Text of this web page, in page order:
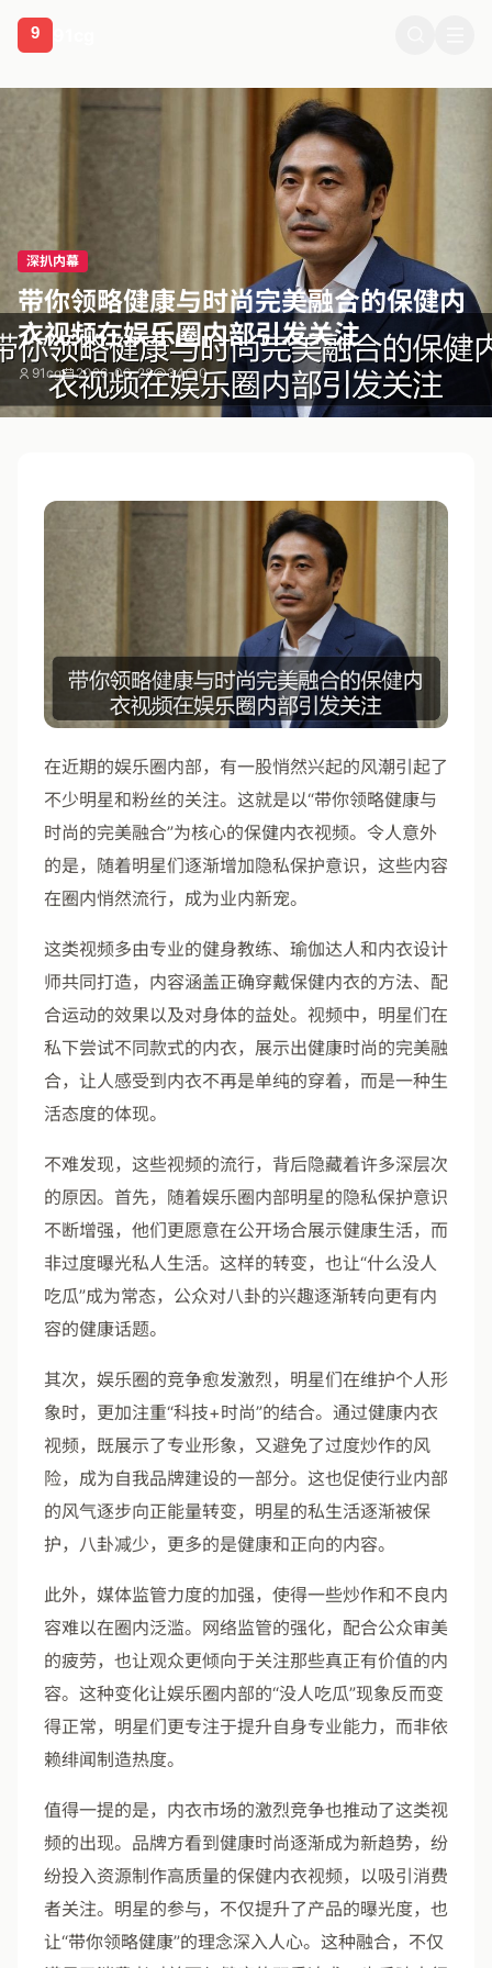
相关推荐
深扒内幕
带你领略健康与时尚完美融合的保健内
衣视频在娱乐圈内部引发关注
91cg 2026-06-28 34 0
在近期的娱乐圈内部，有一股悄然兴起的风潮引起了
不少明星和粉丝的关注。这就是以“带你领略健康与
时尚的完美融合”为核心的保健内衣视频。令人意外
的是，随着明星们逐渐增加隐私保护意识，这些内容
在圈内悄然流行，成为业内新宠。
这类视频多由专业的健身教练、瑜伽达人和内衣设计
师共同打造，内容涵盖正确穿戴保健内衣的方法、配
合运动的效果以及对身体的益处。视频中，明星们在
私下尝试不同款式的内衣，展示出健康时尚的完美融
合，让人感受到内衣不再是单纯的穿着，而是一种生
活态度的体现。
不难发现，这些视频的流行，背后隐藏着许多深层次
的原因。首先，随着娱乐圈内部明星的隐私保护意识
不断增强，他们更愿意在公开场合展示健康生活，而
非过度曝光私人生活。这样的转变，也让“什么没人
吃瓜”成为常态，公众对八卦的兴趣逐渐转向更有内
容的健康话题。
其次，娱乐圈的竞争愈发激烈，明星们在维护个人形
象时，更加注重“科技+时尚”的结合。通过健康内衣
视频，既展示了专业形象，又避免了过度炒作的风
险，成为自我品牌建设的一部分。这也促使行业内部
的风气逐步向正能量转变，明星的私生活逐渐被保
护，八卦减少，更多的是健康和正向的内容。
此外，媒体监管力度的加强，使得一些炒作和不良内
容难以在圈内泛滥。网络监管的强化，配合公众审美
的疲劳，也让观众更倾向于关注那些真正有价值的内
容。这种变化让娱乐圈内部的“没人吃瓜”现象反而变
得正常，明星们更专注于提升自身专业能力，而非依
赖绯闻制造热度。
值得一提的是，内衣市场的激烈竞争也推动了这类视
频的出现。品牌方看到健康时尚逐渐成为新趋势，纷
纷投入资源制作高质量的保健内衣视频，以吸引消费
者关注。明星的参与，不仅提升了产品的曝光度，也
让“带你领略健康”的理念深入人心。这种融合，不仅